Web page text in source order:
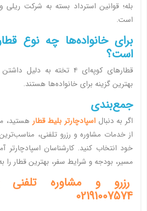
بله؛ قوانین استرداد بسته به شرکت ریلی
است.
برای خانواده‌ها چه نوع
است؟
قطارهای کوپه‌ای 4 تخته به
بهترین گزینه برای خانواده‌ها هستند.
جمع‌بندی
اگر به دنبال اسپادچارتر بلیط قطارهستید،
از خدمات مشاوره و رزرو تلفنی،
خود انتخاب کنید. کارشناسان اسپادچارتر
مسیر، بودجه و شرایط سفر، بهترین قطار را
رزرو و مشاوره تلفنی
02191007574